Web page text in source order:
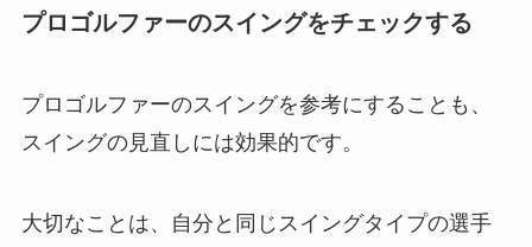
プロゴルファーのスイングをチェックする
プロゴルファーのスイングを参考にすることも、
スイングの見直しには効果的です。
大切なことは、自分と同じスイングタイプの選手